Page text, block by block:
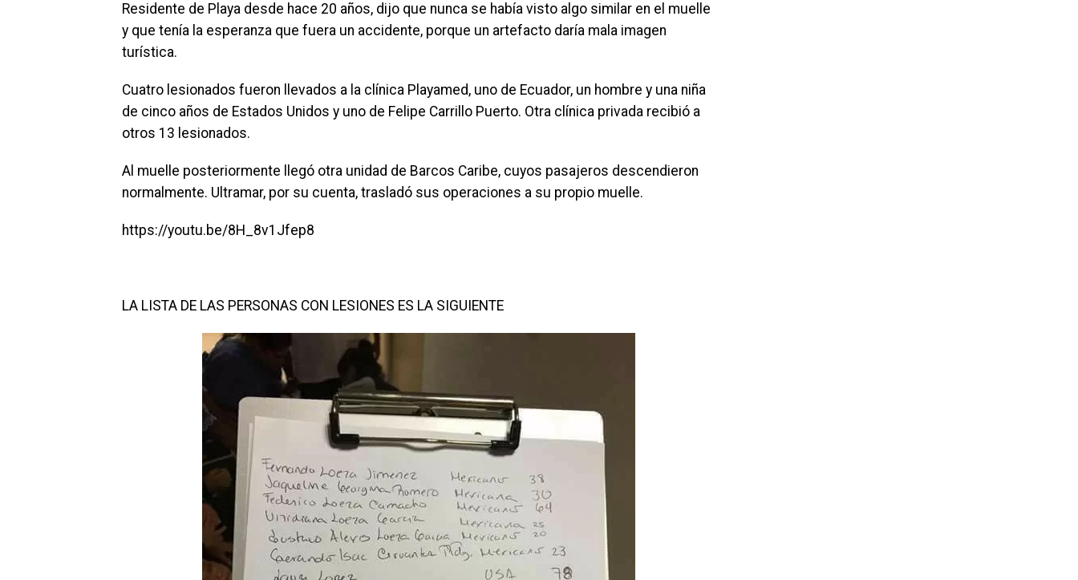
Residente de Playa desde hace 20 años, dijo que nunca se había visto algo similar en el muelle
y que tenía la esperanza que fuera un accidente, porque un artefacto daría mala imagen
turística.
Cuatro lesionados fueron llevados a la clínica Playamed, uno de Ecuador, un hombre y una niña
de cinco años de Estados Unidos y uno de Felipe Carrillo Puerto. Otra clínica privada recibió a
otros 13 lesionados.
Al muelle posteriormente llegó otra unidad de Barcos Caribe, cuyos pasajeros descendieron
normalmente. Ultramar, por su cuenta, trasladó sus operaciones a su propio muelle.
https://youtu.be/8H_8v1Jfep8
LA LISTA DE LAS PERSONAS CON LESIONES ES LA SIGUIENTE